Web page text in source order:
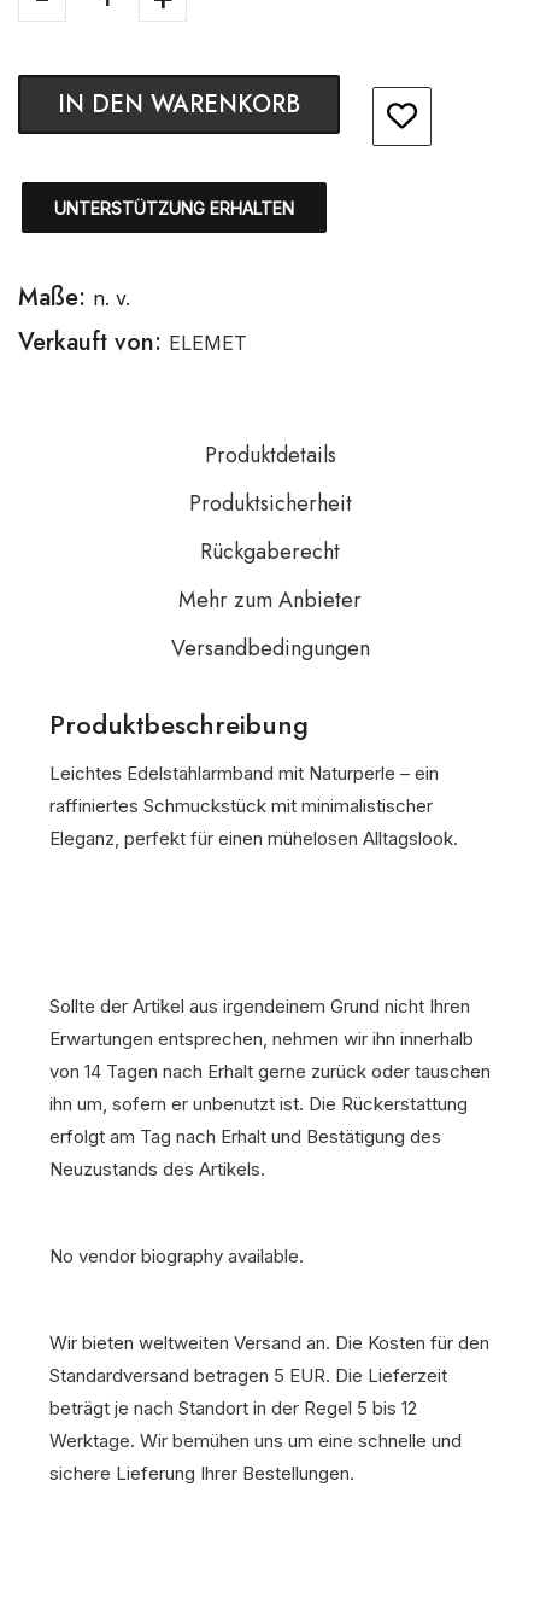
IN DEN WARENKORB
UNTERSTÜTZUNG ERHALTEN
Maße: n. v.
Verkauft von: ELEMET
Produktdetails
Produktsicherheit
Rückgaberecht
Mehr zum Anbieter
Versandbedingungen
Produktbeschreibung
Leichtes Edelstahlarmband mit Naturperle – ein
raffiniertes Schmuckstück mit minimalistischer
Eleganz, perfekt für einen mühelosen Alltagslook.
Sollte der Artikel aus irgendeinem Grund nicht Ihren
Erwartungen entsprechen, nehmen wir ihn innerhalb
von 14 Tagen nach Erhalt gerne zurück oder tauschen
ihn um, sofern er unbenutzt ist. Die Rückerstattung
erfolgt am Tag nach Erhalt und Bestätigung des
Neuzustands des Artikels.
No vendor biography available.
Wir bieten weltweiten Versand an. Die Kosten für den
Standardversand betragen 5 EUR. Die Lieferzeit
beträgt je nach Standort in der Regel 5 bis 12
Werktage. Wir bemühen uns um eine schnelle und
sichere Lieferung Ihrer Bestellungen.